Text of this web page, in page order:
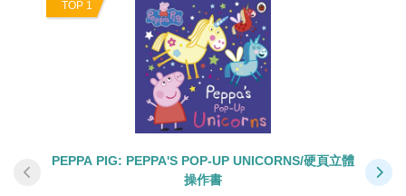
TOP 1
PEPPA PIG: PEPPA'S POP-UP UNICORNS/硬頁立體
操作書